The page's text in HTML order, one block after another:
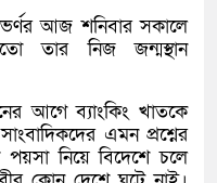
আজ শনিবার সকালে
তার নিজ জন্মস্থান
আগে ব্যাংকিং খাতকে
এমন প্রশ্নের
পয়সা নিয়ে বিদেশে চলে